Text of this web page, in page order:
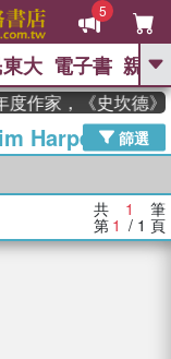
5
GO
、 高希均教授回憶錄
、 父親節 、 如果歷
方念華 、 台灣的李
學女孩：黎曼猜想 、
大 電子書 親子
作家，《史坎德》
Harper
篩選
共 1 筆
第 1 / 1 頁